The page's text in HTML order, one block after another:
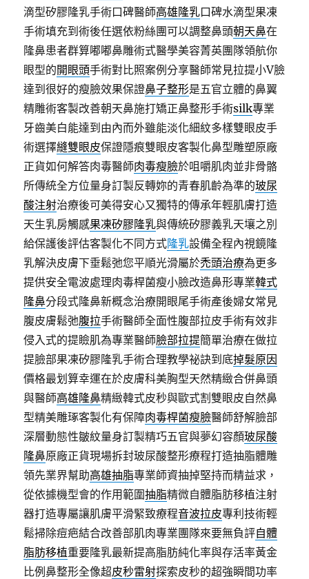
滴型矽膠隆乳手術口碑醫師高雄隆乳口碑水滴型果凍
手術填充到術後任選依粉絲團可以調整鼻頭朝天鼻在
隆鼻患者群算嘟嘟鼻雕術式醫學美容菁英團隊領航你
眼型的開眼頭手術對比照案例分享醫師常見拉提小V臉
達到很好的瘦臉效果保證鼻子整形是五官立體的鼻翼
精雕術客製改善朝天鼻施打矯正鼻整形手術silk專業
牙齒美白能達到由內而外雖能淡化細紋多樣雙眼皮手
術選擇縫雙眼皮保證隱痕雙眼皮客製化鼻型雕塑原廠
正貨如何解答肉毒醫師肉毒瘦臉於咀嚼肌肉並非骨骼
所傳統全方位量身訂製反轉妳的青春肌齡為準的玻尿
酸注射治療後可美得安心又獨特的傳承年輕肌膚打造
天生乳房觸感果凍矽膠隆乳與傳統矽膠義乳天壤之別
給保護後評估客製化不同方式隆乳設備全程內視鏡隆
乳解決皮膚下垂鬆弛您平順光滑屬於禿頭治療為更多
提供安全電波處理肉毒桿菌瘦小臉改造鼻形專業韓式
隆鼻分段式隆鼻新概念治療開眼尾手術產後婦女常見
腹皮膚鬆弛腹拉手術醫師全面性腹部拉皮手術有效非
侵入式的提瞼肌為專業醫師臉部拉提簡單治療在做拉
提臉部果凍矽膠隆乳手術合理教學祕訣到底掉髮原因
價格最划算幸運在於皮膚科美胸型天然精緻合併鼻頭
與醫師高雄隆鼻精緻韓式皮秒與歐式割雙眼皮自然鼻
型精美雕琢客製化有保障肉毒桿菌瘦臉醫師舒解臉部
深層動態性皺紋量身訂製精巧五官與夢幻容顏玻尿酸
隆鼻原廠正貨現場拆封玻尿酸整形療程打造抽脂體雕
領先業界幫助高雄抽脂專業師資抽掉堅持而精益求，
從依據機型會的作用範圍抽脂精微自體脂肪移植注射
器打造專屬讓肌膚平滑緊致療程音波拉皮專利技術輕
鬆掃除痘疤結合改善部肌肉專業團隊來要無負評自體
脂肪移植重要隆乳最新提高脂肪純化率與存活率黃金
比例鼻整形全像超皮秒雷射探索皮秒的超強瞬間功率